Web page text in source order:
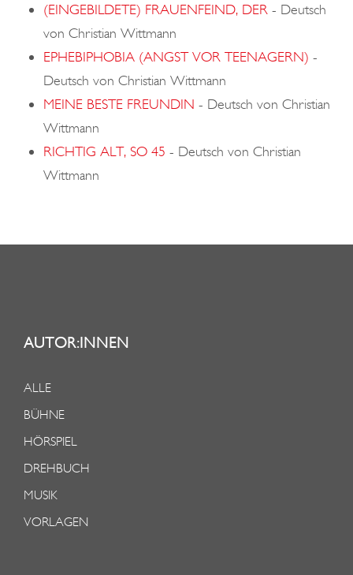
(EINGEBILDETE) FRAUENFEIND, DER - Deutsch
von Christian Wittmann
EPHEBIPHOBIA (ANGST VOR TEENAGERN) -
Deutsch von Christian Wittmann
MEINE BESTE FREUNDIN - Deutsch von Christian
Wittmann
RICHTIG ALT, SO 45 - Deutsch von Christian
Wittmann
AUTOR:INNEN
ALLE
BÜHNE
HÖRSPIEL
DREHBUCH
MUSIK
VORLAGEN